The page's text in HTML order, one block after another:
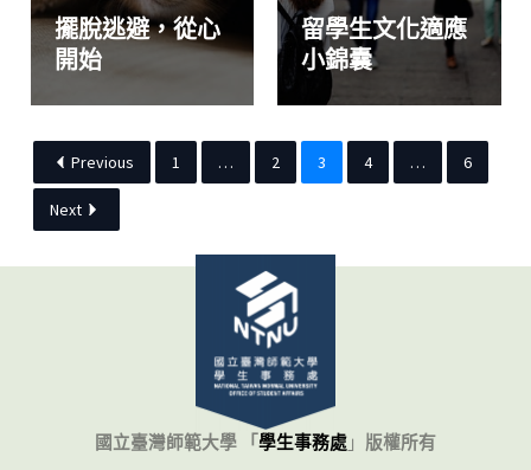
擺脫逃避，從心
開始
留學生文化適應
小錦囊
Previous 1 … 2 3 4 … 6
Next
國立臺灣師範大學 「學生事務處 」 版權所有